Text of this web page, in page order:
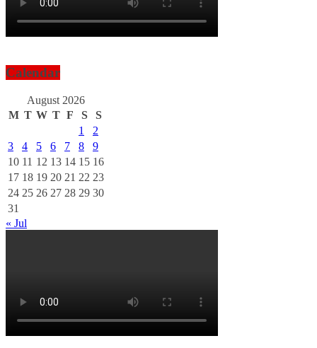
Calendar
August 2026
M T W T F S
S
1
2
3
4 5 6 7 8
9
10 11 12 13 14 15 16
17 18 19 20 21 22 23
24 25 26 27 28 29 30
31
« Jul